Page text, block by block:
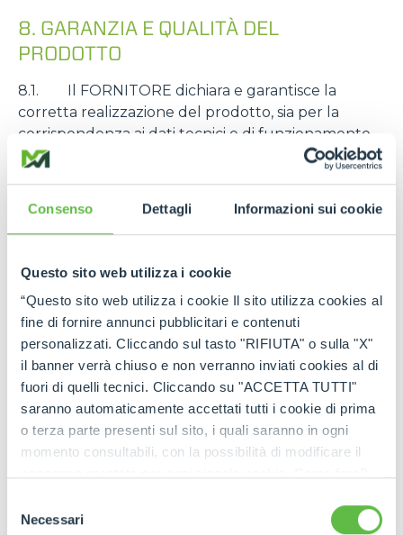
Consenso Dettagli Informazioni sui cookie
Questo sito web utilizza i cookie
“Questo sito web utilizza i cookie Il sito utilizza cookies al
fine di fornire annunci pubblicitari e contenuti
personalizzati. Cliccando sul tasto "RIFIUTA" o sulla "X"
il banner verrà chiuso e non verranno inviati cookies al di
fuori di quelli tecnici. Cliccando su "ACCETTA TUTTI"
saranno automaticamente accettati tutti i cookie di prima
o terza parte presenti sul sito, i quali saranno in ogni
momento consultabili, con la possibilità di modificare il
ogni pagina, selezionare "Modifichi il suo consenso" e
delNecessari
8. GARANZIA E QUALITÀ DEL
PRODOTTO
8.1. Il FORNITORE dichiara e garantisce la
corretta realizzazione del prodotto, sia per la
corrispondenza ai dati tecnici e di funzionamento,
sia per la qualità dei materiali impiegati che per le
lavorazioni, in ognuno dei suoi componenti e
8.2. Il FORNITORE dichiara e garantisce che il
internazionali applicabili, alle norme di sicurezza
per la prevenzione degli infortuni sul lavoro e la
protezione ambientale in vigore al momento della
consegna.
8.3. La garanzia, come espressa agli artt. 8.1 e
8.2, ha durata di 12 mesi dalla consegna del
prodotto, salve condizioni più favorevoli applicabili
a MERLO.
8.4. Qualora i prodotti oggetto dell’ordine siano
destinati ad essere montati su macchine destinate
da MERLO ad un cliente finale, il termine di cui